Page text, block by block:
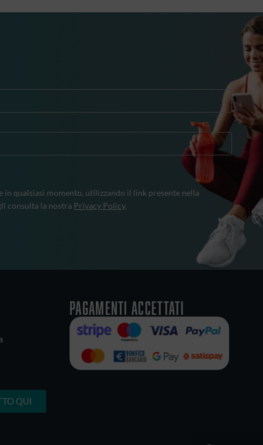
in qualsiasi momento, utilizzando il link presente nella
consulta la nostra Privacy Policy.
QUI
Pagamenti accettati